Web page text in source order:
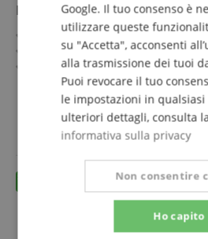
Pronomic Stage MX8/0-5 Sub-
Multicore XLR maschio 8 vie ⇒
Cavo di alta qualità
Connettori XLR numerati in
Connettori e prese saldati a
Ideale per studio di
Lunghezza: 5 metri
mostra di più
Google. Il tuo consenso è
utilizzare queste
su "Accetta", acconsenti
alla trasmissione dei tuoi
Puoi revocare il tuo
le impostazioni in qualsiasi
ulteriori dettagli, consulta
informativa sulla privacy
Ho capito
Non consentire